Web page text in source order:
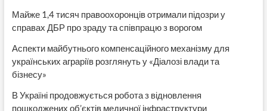
Майже 1,4 тисяч правоохоронців отримали підозри у
справах ДБР про зраду та співпрацю з ворогом
Аспекти майбутнього компенсаційного механізму для
українських аграріїв розглянуть у «Діалозі влади та
бізнесу»
В Україні продовжується робота з відновлення
пошкоджених об’єктів медичної інфраструктури